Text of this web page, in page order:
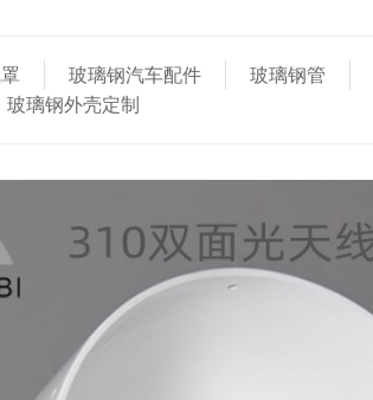
玻璃钢汽车配件 玻璃钢管
玻璃钢外壳定制